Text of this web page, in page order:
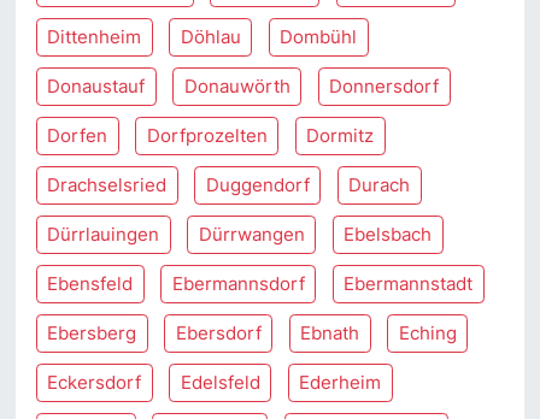
Dittenheim Döhlau Dombühl
Donaustauf Donauwörth Donnersdorf
Dorfen Dorfprozelten Dormitz
Drachselsried Duggendorf Durach
Dürrlauingen Dürrwangen Ebelsbach
Ebensfeld Ebermannsdorf Ebermannstadt
Ebersberg Ebersdorf Ebnath Eching
Eckersdorf Edelsfeld Ederheim